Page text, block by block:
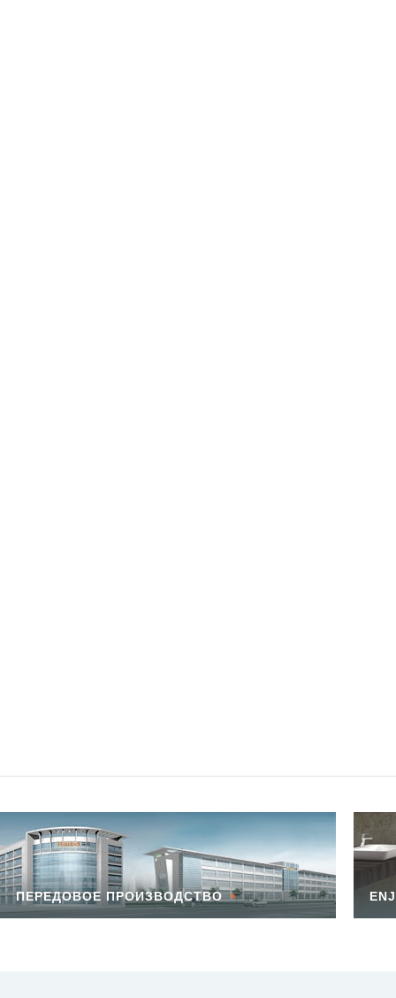
ПЕРЕДОВОЕ ПРОИЗВОДСТВО